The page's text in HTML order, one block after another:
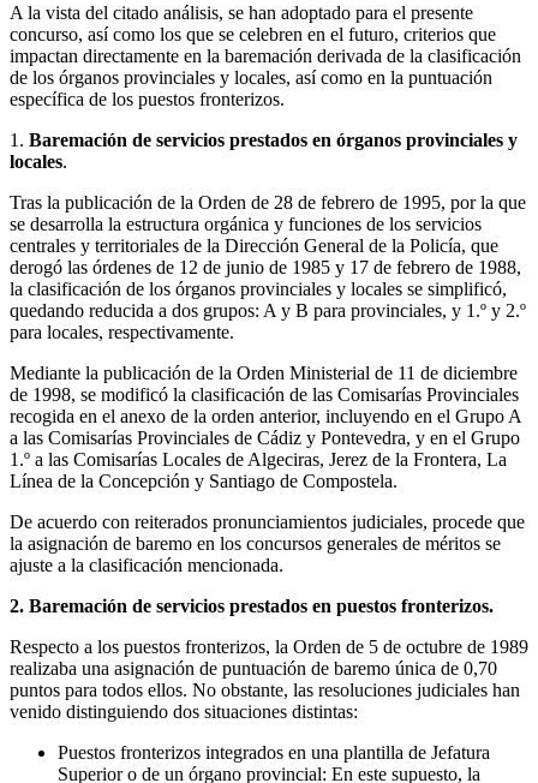
A la vista del citado análisis, se han adoptado para el presente
concurso, así como los que se celebren en el futuro, criterios que
impactan directamente en la baremación derivada de la clasificación
de los órganos provinciales y locales, así como en la puntuación
específica de los puestos fronterizos.
1. Baremación de servicios prestados en órganos provinciales y
locales.
Tras la publicación de la Orden de 28 de febrero de 1995, por la que
se desarrolla la estructura orgánica y funciones de los servicios
centrales y territoriales de la Dirección General de la Policía, que
derogó las órdenes de 12 de junio de 1985 y 17 de febrero de 1988,
la clasificación de los órganos provinciales y locales se simplificó,
quedando reducida a dos grupos: A y B para provinciales, y 1.º y 2.º
para locales, respectivamente.
Mediante la publicación de la Orden Ministerial de 11 de diciembre
de 1998, se modificó la clasificación de las Comisarías Provinciales
recogida en el anexo de la orden anterior, incluyendo en el Grupo A
a las Comisarías Provinciales de Cádiz y Pontevedra, y en el Grupo
1.º a las Comisarías Locales de Algeciras, Jerez de la Frontera, La
Línea de la Concepción y Santiago de Compostela.
De acuerdo con reiterados pronunciamientos judiciales, procede que
la asignación de baremo en los concursos generales de méritos se
ajuste a la clasificación mencionada.
2. Baremación de servicios prestados en puestos fronterizos.
Respecto a los puestos fronterizos, la Orden de 5 de octubre de 1989
realizaba una asignación de puntuación de baremo única de 0,70
puntos para todos ellos. No obstante, las resoluciones judiciales han
venido distinguiendo dos situaciones distintas:
Puestos fronterizos integrados en una plantilla de Jefatura
Superior o de un órgano provincial: En este supuesto, la